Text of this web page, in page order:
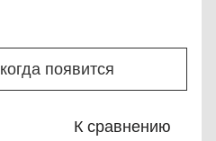
появится
К сравнению